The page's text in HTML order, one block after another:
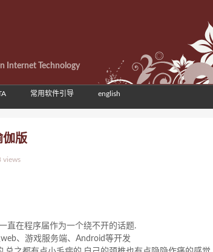
Internet Technology
常用软件引导 english
伽版
views
直在程序届作为一个绕不开的话题.
、游戏服务端、Android等开发